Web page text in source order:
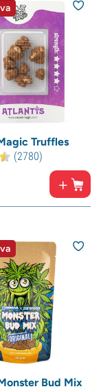
Truffles
(2780)
Bud Mix